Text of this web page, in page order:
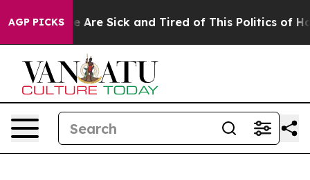
AGP PICKSAre Sick and Tired of This Politics of Hatred”